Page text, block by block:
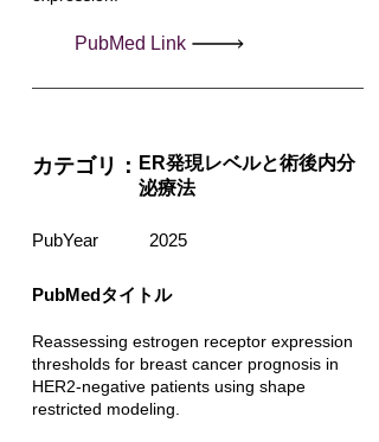
PubMed Link
カテゴリ： ER発現レベルと術後内分
泌療法
PubYear 2025
PubMedタイトル
Reassessing estrogen receptor expression
thresholds for breast cancer prognosis in
HER2-negative patients using shape
restricted modeling.